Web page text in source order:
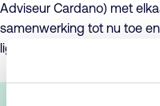
Adviseur Cardano) met
samenwerking tot nu toe
liggen.